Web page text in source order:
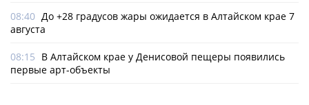
08:40 До +28 градусов жары ожидается в Алтайском крае 7
августа
08:15 В Алтайском крае у Денисовой пещеры появились
первые арт-объекты